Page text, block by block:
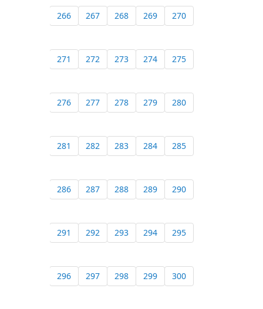
266 267 268 269 270
271 272 273 274 275
276 277 278 279 280
281 282 283 284 285
286 287 288 289 290
291 292 293 294 295
296 297 298 299 300